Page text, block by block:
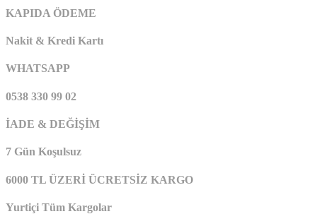
KAPIDA ÖDEME
Nakit & Kredi Kartı
WHATSAPP
0538 330 99 02
İADE & DEĞİŞİM
7 Gün Koşulsuz
6000 TL ÜZERİ ÜCRETSİZ KARGO
Yurtiçi Tüm Kargolar